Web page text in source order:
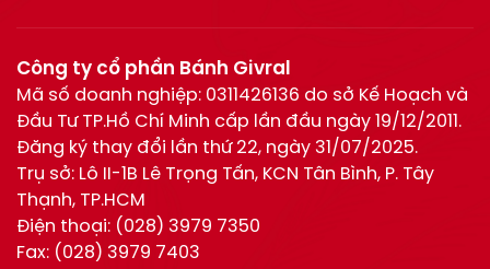
Công ty cổ phần Bánh Givral
Mã số doanh nghiệp: 0311426136 do sở Kế Hoạch và
Đầu Tư TP.Hồ Chí Minh cấp lần đầu ngày 19/12/2011.
Đăng ký thay đổi lần thứ 22, ngày 31/07/2025.
Trụ sở: Lô II-1B Lê Trọng Tấn, KCN Tân Bình, P. Tây
Thạnh, TP.HCM
Điện thoại: (028) 3979 7350
Fax: (028) 3979 7403